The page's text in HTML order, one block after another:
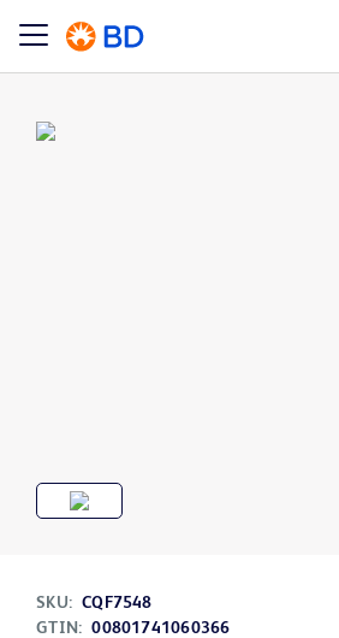
SKU: CQF7548
GTIN: 00801741060366